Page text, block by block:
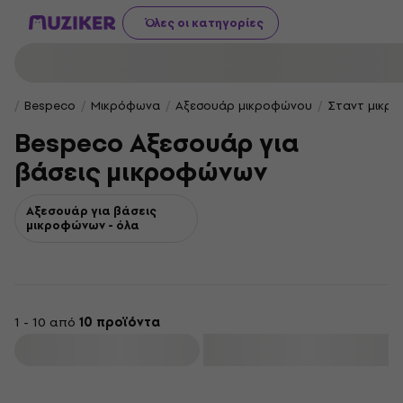
Όλες οι κατηγορίες
Bespeco Μικρόφωνα Αξεσουάρ μικροφώνου Σταντ
Bespeco Αξεσουάρ για
βάσεις μικροφώνων
Αξεσουάρ για βάσεις
μικροφώνων - όλα
1 - 10 από 10 προϊόντα